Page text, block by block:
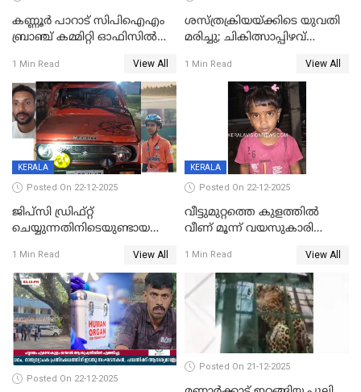
കണ്ണൂർ പാറാട് സിപിഐഎം
ബ്രാഞ്ച് കമ്മിറ്റി ഓഫിസിൽ
ചിത്രങ്ങളടക്കം കത്തിയ
നിലയിൽ
1 Min Read View All
ശസ്ത്രക്രിയയ്‌ക്കിടെ യുവതി
മരിച്ചു; ചികിത്സാപ്പിഴവ്
സംഭവം മാവേലിക്കരയിൽ
1 Min Read View All
KERALA
Posted On 22-12-2025
ജിപ്സി ഡ്രിഫ്റ്റ്
ചെയ്യുന്നതിനിടെയുണ്ടായ
ദാരുണാന്ത്യം; ജീപ്സി
ഓടിച്ചയാൾ അറസ്റ്റിൽ.
1 Min Read View All
KERALA
Posted On 22-12-2025
വീട്ടുമുറ്റത്തെ കുളത്തിൽ
വീണ് മൂന്ന് വയസുകാരി
1 Min Read View All
Posted On 22-12-2025
Posted On 21-12-2025